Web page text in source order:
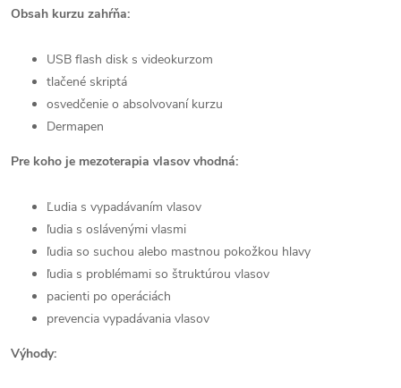
Obsah kurzu zahŕňa:
USB flash disk s videokurzom
tlačené skriptá
osvedčenie o absolvovaní kurzu
Dermapen
Pre koho je mezoterapia vlasov vhodná:
Ľudia s vypadávaním vlasov
ľudia s oslávenými vlasmi
ľudia so suchou alebo mastnou pokožkou hlavy
ľudia s problémami so štruktúrou vlasov
pacienti po operáciách
prevencia vypadávania vlasov
Výhody: